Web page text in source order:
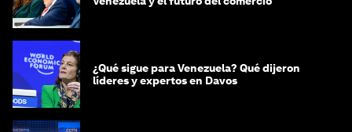
¿Qué sigue para Venezuela? Qué dijeron
líderes y expertos en Davos